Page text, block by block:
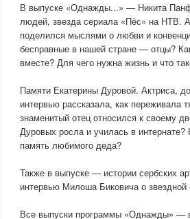
В выпуске «Однажды...» — Никита
людей, звезда сериала «Пёс» на НТВ.
поделился мыслями о любви и
бесправные в нашей стране — отцы?
вместе? Для чего нужна жизнь и что
Памяти Екатерины Дуровой. Актриса,
интервью рассказала, как
знаменитый отец относился к своему
Дуровых росла и училась в
память любимого деда?
Также в выпуске — истории сербских
интервью Милоша Биковича о
Все выпуски программы «Однажды» —